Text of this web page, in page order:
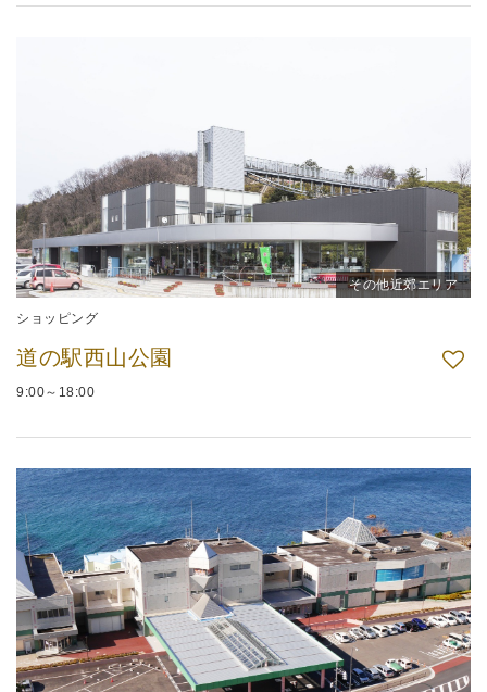
その他近郊エリア
ショッピング
道の駅西山公園
9:00～18:00